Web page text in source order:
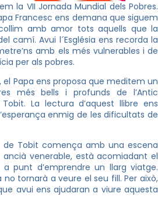
la VII Jornada Mundial dels Pobres.
Francesc ens demana que siguem
amb amor tots aquells que la
camí. Avui l´Església ens recorda la
amb els més vulnerables i de
per als pobres.
el Papa ens proposa que meditem un
més bells i profunds de l’Antic
La lectura d’aquest llibre ens
enmig de les dificultats de
de Tobit comença amb una escena
venerable, està acomiadant el
punt d’emprendre un llarg viatge.
tornarà a veure el seu fill. Per això,
avui ens ajudaran a viure aquesta